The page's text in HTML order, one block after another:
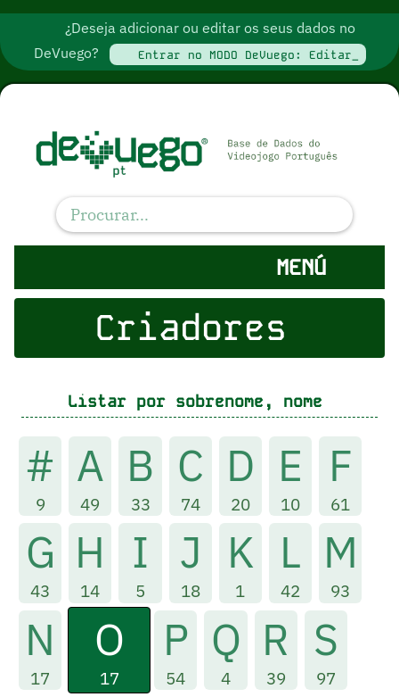
¿Deseja adicionar ou editar os seus dados no
DeVuego?
Entrar no MODO DeVuego: Editar_
MENÚ
Criadores
Listar por sobrenome, nome
#
9
A
49
B
33
C
74
D
20
E
10
F
61
G
43
H
14
I
5
J
18
K
1
L
42
M
93
N
17
O
17
P
54
Q
4
R
39
S
97